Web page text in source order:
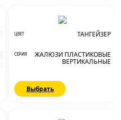
ЦВЕТ ТАНГЕЙЗЕР
СЕРИЯ
ЖАЛЮЗИ ПЛАСТИКОВЫЕ
ВЕРТИКАЛЬНЫЕ
Выбрать